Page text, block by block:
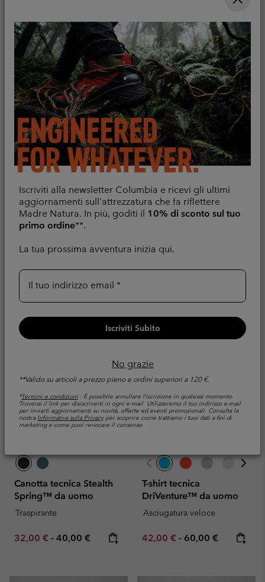
Iscriviti alla newsletter Columbia e ricevi gli ultimi
aggiornamenti sull'attrezzatura che fa riflettere
Madre Natura. In più, goditi il 10% di sconto sul tuo
primo ordine**.
La tua prossima avventura inizia qui.
Il tuo indirizzo email
Iscriviti Subito
No grazie
**Valido su articoli a prezzo pieno e ordini superiori a 120 €.
*Termini e condizioni: È possibile annullare l’iscrizione in qualsiasi momento.
Troverai il link per disiscriverti in ogni e-mail. Utilizzeremo il tuo indirizzo e-mail
per inviarti aggiornamenti su novità, offerte ed eventi promozionali. Consulta la
nostra Informativa sulla Privacyper scoprire come trattiamo i tuoi dati a fini di
marketing e come puoi revocare il consenso.
Nuovi Colori
Maglia tecnica con
cerniera a metà
lunghezza Stealth
Traspirante
Minimum sale price:
32,00 € -Maximum price:
65,00 €
Maglia tecnica a
maniche lunghe PFG
Uncharted™ II da uomo
Sale price:
44,00 €
Canotta tecnica Stealth
Spring™ da uomo
Traspirante
Minimum sale price:
32,00 € - Maximum price:
40,00 €
T-shirt tecnica
DriVenture™ da uomo
Asciugatura veloce
Minimum sale price:
42,00 € - Maximum price:
60,00 €